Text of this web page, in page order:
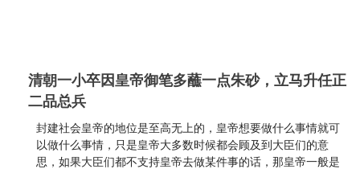
清朝一小卒因皇帝御笔多蘸一点朱砂，立马升任正
二品总兵
封建社会皇帝的地位是至高无上的，皇帝想要做什么事情就可
以做什么事情，只是皇帝大多数时候都会顾及到大臣们的意
思，如果大臣们都不支持皇帝去做某件事的话，那皇帝一般是